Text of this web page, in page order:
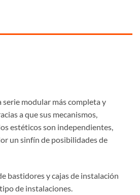
serie modular más completa y
a que sus mecanismos,
estéticos son independientes,
un sinfín de posibilidades de
bastidores y cajas de instalación
de instalaciones.